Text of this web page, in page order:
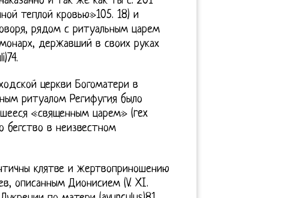
теплой кровью»105. 18) и
рядом с ритуальным царем
державший в своих руках
церкви Богоматери в
ритуалом Регифугия было
«священным царем» (rex
бегство в неизвестном
клятве и жертвоприношению
описанным Дионисием (V. XI.